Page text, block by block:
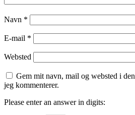
Navn *
E-mail *
Websted
Gem mit navn, mail og websted i
jeg kommenterer.
Please enter an answer in digits: